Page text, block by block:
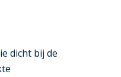
dicht bij de